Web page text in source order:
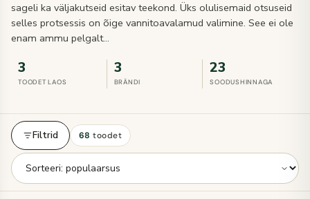
sageli ka väljakutseid esitav teekond. Üks olulisemaid otsuseid
selles protsessis on õige vannitoavalamud valimine. See ei ole
enam ammu pelgalt…
3
TOODET LAOS
3
BRÄNDI
23
SOODUSHINNAGA
Filtrid 68 toodet